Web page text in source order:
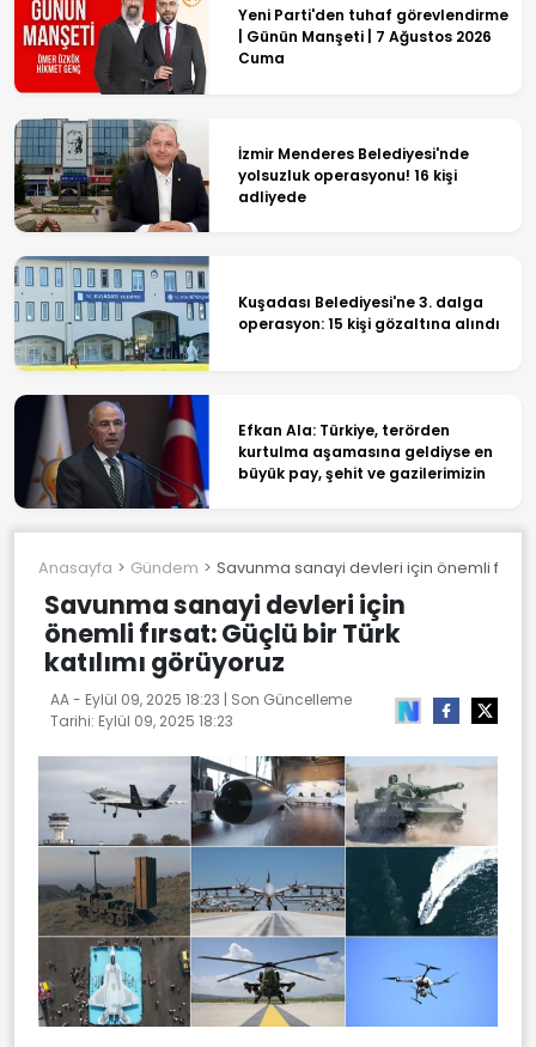
Yeni Parti'den tuhaf görevlendirme
| Günün Manşeti | 7 Ağustos 2026
Cuma
İzmir Menderes Belediyesi'nde
yolsuzluk operasyonu! 16 kişi
adliyede
Kuşadası Belediyesi'ne 3. dalga
operasyon: 15 kişi gözaltına alındı
Efkan Ala: Türkiye, terörden
kurtulma aşamasına geldiyse en
büyük pay, şehit ve gazilerimizin
Anasayfa Gündem Savunma sanayi devleri için önemli fırsat:
Savunma sanayi devleri için
önemli fırsat: Güçlü bir Türk
katılımı görüyoruz
AA - Eylül 09, 2025 18:23 | Son Güncelleme
Tarihi: Eylül 09, 2025 18:23